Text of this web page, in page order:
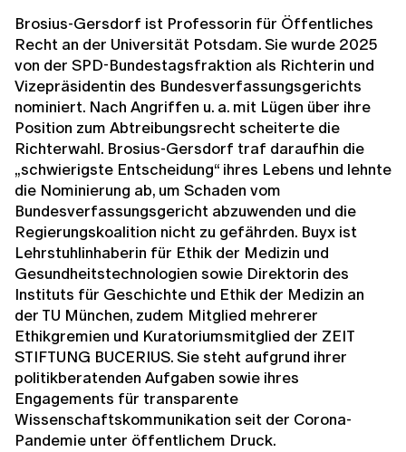
Brosius-Gersdorf ist Professorin für Öffentliches
Recht an der Universität Potsdam. Sie wurde 2025
von der SPD-Bundestagsfraktion als Richterin und
Vizepräsidentin des Bundesverfassungsgerichts
nominiert. Nach Angriffen u. a. mit Lügen über ihre
Position zum Abtreibungsrecht scheiterte die
Richterwahl. Brosius-Gersdorf traf daraufhin die
„schwierigste Entscheidung“ ihres Lebens und lehnte
die Nominierung ab, um Schaden vom
Bundesverfassungsgericht abzuwenden und die
Regierungskoalition nicht zu gefährden. Buyx ist
Lehrstuhlinhaberin für Ethik der Medizin und
Gesundheitstechnologien sowie Direktorin des
Instituts für Geschichte und Ethik der Medizin an
der TU München, zudem Mitglied mehrerer
Ethikgremien und Kuratoriumsmitglied der ZEIT
STIFTUNG BUCERIUS. Sie steht aufgrund ihrer
politikberatenden Aufgaben sowie ihres
Engagements für transparente
Wissenschaftskommunikation seit der Corona-
Pandemie unter öffentlichem Druck.